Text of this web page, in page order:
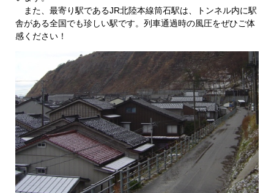
また、最寄り駅であるJR北陸本線筒石駅は、トンネル内に駅
舎がある全国でも珍しい駅です。列車通過時の風圧をぜひご体
感ください！